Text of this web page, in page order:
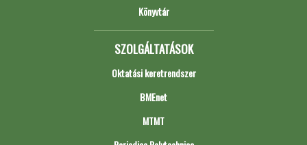
Könyvtár
SZOLGÁLTATÁSOK
Oktatási keretrendszer
BMEnet
MTMT